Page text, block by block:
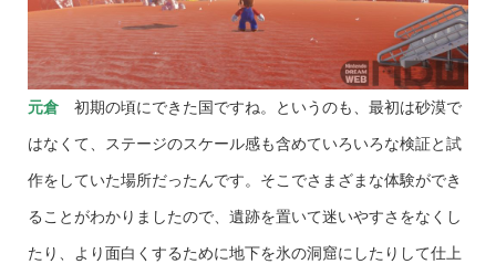
元倉初期の頃にできた国ですね。というのも、最初は砂漠で
はなくて、ステージのスケール感も含めていろいろな検証と試
作をしていた場所だったんです。そこでさまざまな体験ができ
ることがわかりましたので、遺跡を置いて迷いやすさをなくし
たり、より面白くするために地下を氷の洞窟にしたりして仕上